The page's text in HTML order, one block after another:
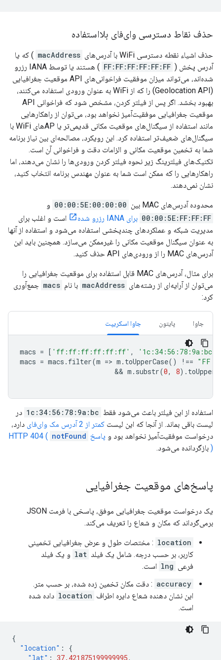
حذف نقاط دسترسی وای‌فای بلااستفاده
حذف اشیاء نقطه دسترسی WiFi با آدرس‌های macAddress ) که یا
آدرس پخش ( FF:FF:FF:FF:FF:FF
) هستند یا توسط IANA رزرو
شده‌اند، می‌تواند میزان موفقیت فراخوانی‌های API موقعیت جغرافیایی
(Geolocation API) را که از WiFi به عنوان ورودی استفاده می‌کنند،
بهبود بخشد. اگر پس از فیلتر کردن، مشخص شود که فراخوانی API
موقعیت جغرافیایی موفقیت‌آمیز نخواهد بود، می‌توان از راهکارهایی
مانند استفاده از سیگنال‌های موقعیت مکانی قدیمی‌تر یا APهای WiFi با
سیگنال‌های ضعیف‌تر استفاده کرد. این رویکرد، مصالحه‌ای بین نیاز برنامه
شما به تخمین موقعیت مکانی و الزامات دقت و فراخوانی آن است.
تکنیک‌های فیلترینگ زیر نحوه فیلتر کردن ورودی‌ها را نشان می‌دهند، اما
راهکارهایی را که ممکن است شما به عنوان مهندس برنامه انتخاب کنید،
نشان نمی‌دهند.
محدوده آدرس‌های MAC بین 00:00:5E:00:00:00 و
00:00:5E:FF:FF:FF برای IANA رزرو شده
است و اغلب برای
مدیریت شبکه و عملکردهای چندپخشی استفاده می‌شود و استفاده از آنها
به عنوان سیگنال موقعیت مکانی را غیرممکن می‌سازد. همچنین باید این
آدرس‌های MAC را از ورودی‌های API حذف کنید.
برای مثال، آدرس‌های MAC قابل استفاده برای موقعیت جغرافیایی را
می‌توان از آرایه‌ای از رشته‌های macAddress با نام macs جمع‌آوری
کرد:
جاوا پایتون جاوا اسکریپت
macs = [ 'ff:ff:ff:ff:ff:ff' , '1c:34:56:78:9a:bc'
macs = macs . filter(m => m . toUpperCase() !==
                        &&
m . substr(0, 8).
استفاده از این فیلتر باعث می‌شود فقط 1c:34:56:78:9a:bc در
لیست باقی بماند. از آنجا که این لیست کمتر از 2 آدرس مک وای‌فای
دارد،
درخواست موفقیت‌آمیز نخواهد بود و پاسخ HTTP 404 ( notFound
) بازگردانده می‌شود.
پاسخ‌های موقعیت جغرافیایی
یک درخواست موقعیت جغرافیایی موفق، پاسخی با فرمت JSON
برمی‌گرداند که مکان و شعاع را تعریف می‌کند.
location : مختصات طول و عرض جغرافیایی تخمینی
کاربر، بر حسب درجه. شامل یک فیلد lat و یک فیلد
فرعی lng است.
accuracy : دقت مکان تخمین زده شده، بر حسب متر.
این نشان دهنده شعاع دایره اطراف location داده شده
است.
{
"location" :
{
"lat" : 37.421875199999995,